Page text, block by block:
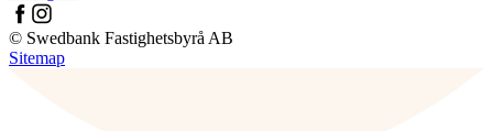
© Swedbank Fastighetsbyrå AB
Sitemap